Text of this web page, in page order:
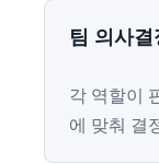
팀 의사결
각 역할이
에 맞춰 결